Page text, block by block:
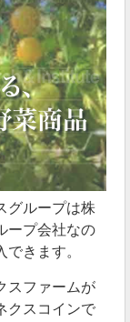
グループは株
ープ会社なの
きます。
スファームが
クスコインで